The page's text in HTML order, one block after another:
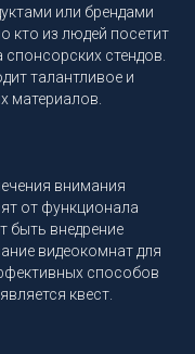
или брендами
кто из людей посетит
стендов.
талантливое и
материалов.
внимания
от функционала
внедрение
видеокомнат для
способов
квест.